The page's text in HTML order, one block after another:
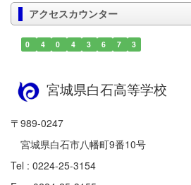
アクセスカウンター
0 4 0 4 3 6 7 3
宮城県白石高等学校
〒989-0247
宮城県白石市八幡町9番10号
Tel : 0224-25-3154